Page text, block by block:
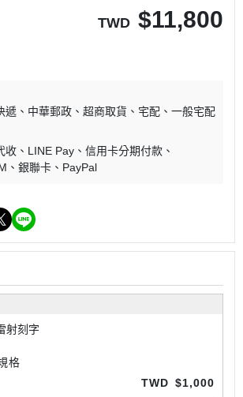
TWD $11,800
遞 中華郵政 超商取貨 宅配
一般宅配
收 LINE Pay
信用卡分期付款
銀聯卡 PayPal
射刻字
格
TWD $1,000